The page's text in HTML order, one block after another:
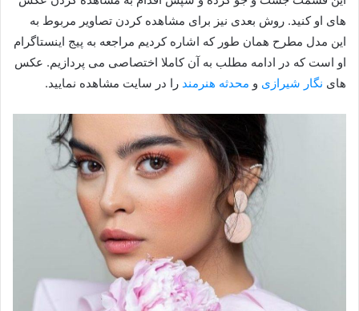
های او کنید. روش بعدی نیز برای مشاهده کردن تصاویر مربوط به
این مدل مطرح همان طور که اشاره کردیم مراجعه به پیج اینستاگرام
او است که در ادامه مطلب به آن کاملا اختصاصی می پردازیم. عکس
های نگار شیرازی و محدثه هنرمند را در سایت مشاهده نمایید.